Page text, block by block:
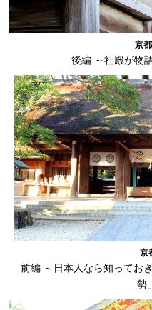
京
後編 ～社殿が物
京
前編 ～日本人なら知ってお
勢